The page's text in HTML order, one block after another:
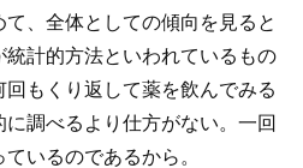
、全体としての傾向を見ると
計的方法といわれているもの
もくり返して薬を飲んでみる
調べるより仕方がない。一回
いるのであるから。